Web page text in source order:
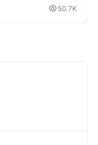
50.7K